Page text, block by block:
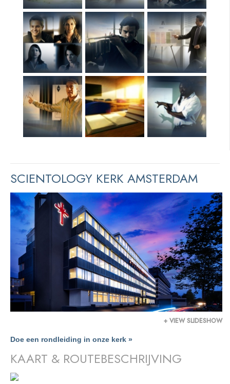
SCIENTOLOGY KERK AMSTERDAM
+ VIEW SLIDESHOW
Doe een rondleiding in onze kerk »
KAART & ROUTEBESCHRIJVING